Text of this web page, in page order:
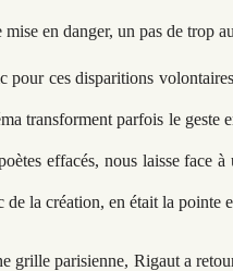
en danger, un pas de trop
ces disparitions
transforment parfois le geste
effacés, nous laisse face
de la création, en était la pointe
grille parisienne, Rigaut a